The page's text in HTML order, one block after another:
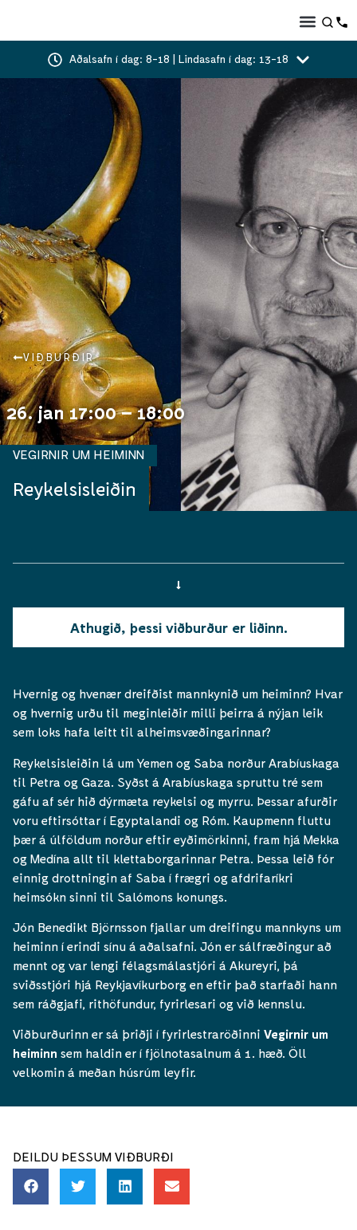
Aðalsafn í dag: 8-18 | Lindasafn í dag: 13-18
VIÐBURÐIR
26. jan 17:00 – 18:00
Reykelsisleiðin
VEGIRNIR UM HEIMINN
Athugið, þessi viðburður er liðinn.
Hvernig og hvenær dreifðist mannkynið um heiminn? Hvar
og hvernig urðu til meginleiðir milli þeirra á nýjan leik
sem loks hafa leitt til alheimsvæðingarinnar?
Reykelsisleiðin lá um Yemen og Saba norður Arabíuskaga
til Petra og Gaza. Syðst á Arabíuskaga spruttu tré sem
gáfu af sér hið dýrmæta reykelsi og myrru. Þessar afurðir
voru eftirsóttar í Egyptalandi og Róm. Kaupmenn fluttu
þær á úlföldum norður eftir eyðimörkinni, fram hjá Mekka
og Medína allt til klettaborgarinnar Petra. Þessa leið fór
einnig drottningin af Saba í frægri og afdrifaríkri
heimsókn sinni til Salómons konungs.
Jón Benedikt Björnsson fjallar um dreifingu mannkyns um
heiminn í erindi sínu á aðalsafni. Jón er sálfræðingur að
mennt og var lengi félagsmálastjóri á Akureyri, þá
sviðsstjóri hjá Reykjavíkurborg en eftir það starfaði hann
sem ráðgjafi, rithöfundur, fyrirlesari og við kennslu.
Viðburðurinn er sá þriðji í fyrirlestraröðinni Vegirnir um
heiminn sem haldin er í fjölnotasalnum á 1. hæð. Öll
velkomin á meðan húsrúm leyfir.
DEILDU ÞESSUM VIÐBURÐI